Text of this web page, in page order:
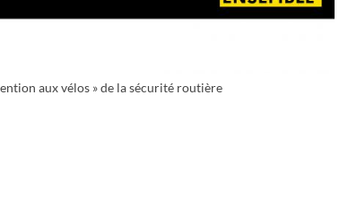
aux vélos » de la sécurité routière